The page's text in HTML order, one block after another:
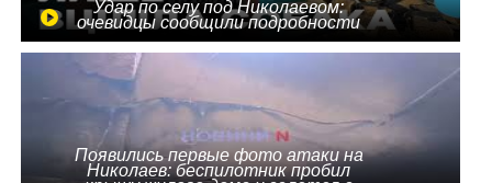
Удар по селу под Николаевом:
очевидцы сообщили подробности
Появились первые фото атаки на
Николаев: беспилотник пробил